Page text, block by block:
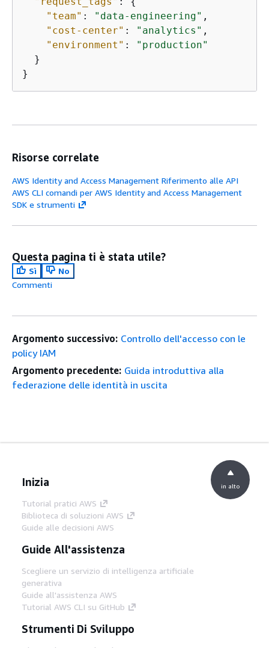
"team" : "data-engineering" ,
"cost-center" : "analytics" ,
"environment" :
"production"
  }
}
Risorse correlate
AWS Identity and Access Management Riferimento alle API
AWS CLI comandi per AWS Identity and Access Management
SDK e strumenti
Questa pagina ti è stata utile?
Sì
No
Commenti
Argomento successivo: Controllo dell'accesso con le
policy IAM
Argomento precedente: Guida introduttiva alla
federazione delle identità in uscita
Inizia
Tutorial pratici AWS
Biblioteca di soluzioni AWS
Guide alle decisioni AWS
Guide All'assistenza
Scegliere un servizio di intelligenza artificiale
generativa
Guide all'assistenza AWS
Tutorial AWS CLI su GitHub
Strumenti Di Sviluppo
in alto